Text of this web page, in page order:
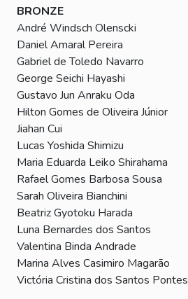
BRONZE
André Windsch Olenscki
Daniel Amaral Pereira
Gabriel de Toledo Navarro
George Seichi Hayashi
Gustavo Jun Anraku Oda
Hilton Gomes de Oliveira Júnior
Jiahan Cui
Lucas Yoshida Shimizu
Maria Eduarda Leiko Shirahama
Rafael Gomes Barbosa Sousa
Sarah Oliveira Bianchini
Beatriz Gyotoku Harada
Luna Bernardes dos Santos
Valentina Binda Andrade
Marina Alves Casimiro Magarão
Victória Cristina dos Santos Pontes